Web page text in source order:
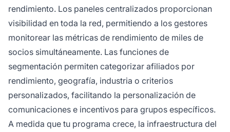
rendimiento. Los paneles centralizados proporcionan
visibilidad en toda la red, permitiendo a los gestores
monitorear las métricas de rendimiento de miles de
socios simultáneamente. Las funciones de
segmentación permiten categorizar afiliados por
rendimiento, geografía, industria o criterios
personalizados, facilitando la personalización de
comunicaciones e incentivos para grupos específicos.
A medida que tu programa crece, la infraestructura del